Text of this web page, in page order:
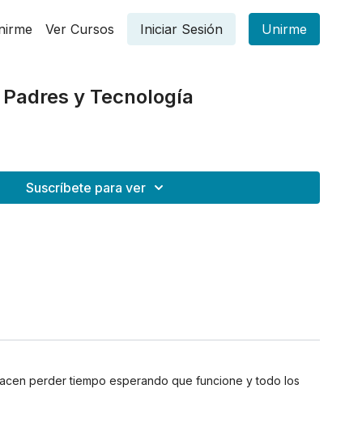
Ver Cursos Iniciar Sesión Unirme
y Tecnología
Suscríbete para ver
perder tiempo esperando que funcione y todo los